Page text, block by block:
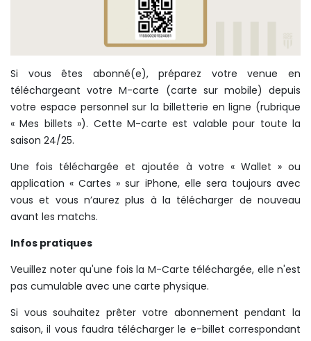
Si vous êtes abonné(e), préparez votre venue en
téléchargeant votre M-carte (carte sur mobile) depuis
votre espace personnel sur la billetterie en ligne (rubrique
« Mes billets »). Cette M-carte est valable pour toute la
saison 24/25.
Une fois téléchargée et ajoutée à votre « Wallet » ou
application « Cartes » sur iPhone, elle sera toujours avec
vous et vous n’aurez plus à la télécharger de nouveau
avant les matchs.
Infos pratiques
⁠Veuillez noter qu'une fois la M-Carte téléchargée, elle n'est
pas cumulable avec une carte physique.
⁠Si vous souhaitez prêter votre abonnement pendant la
saison, il vous faudra télécharger le e-billet correspondant